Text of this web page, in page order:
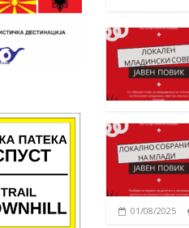
01/08/2025